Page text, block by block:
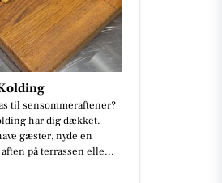
til sensommeraftener?
har dig dækket.
gæster, nyde en
på terrassen elle...